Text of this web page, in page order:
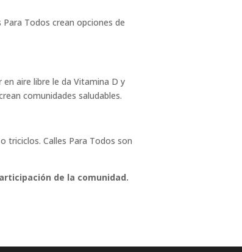
Todos crean opciones de
aire libre le da Vitamina D y
comunidades saludables.
triciclos. Calles Para Todos son
de la comunidad.